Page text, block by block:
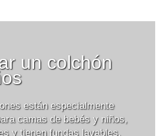
un colchón
están especialmente
camas de bebés y niños,
y tienen fundas lavables.